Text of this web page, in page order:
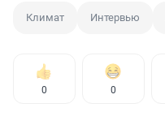
Климат Интервью
0 0